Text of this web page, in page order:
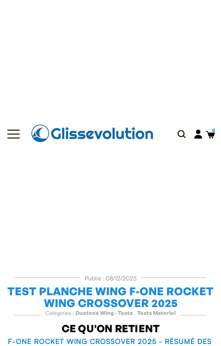
Publié : 08/12/2025
TEST PLANCHE WING F-ONE ROCKET
WING CROSSOVER 2025
Catégories : Duotone Wing - Tests Tests Materiel
CE QU'ON RETIENT
F-ONE ROCKET WING CROSSOVER 2025 - RÉSUMÉ DES